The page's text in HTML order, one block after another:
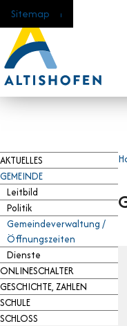
Navigieren in
Schnellnavigation
Home
Navigation
Inhalt
Suche
Sitemap
Hauptnavigation
AKTUELLES
GEMEINDE
Leitbild
Politik
Gemeindeverwaltung /
Öffnungszeiten
Dienste
ONLINESCHALTER
GESCHICHTE, ZAHLEN
SCHULE
SCHLOSS